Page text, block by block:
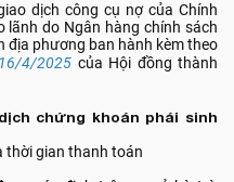
dịch công cụ nợ của Chính
lãnh do Ngân hàng chính sách
địa phương ban hành kèm theo
4/2025 của Hội đồng thành
chứng khoán phái sinh
thời gian thanh toán